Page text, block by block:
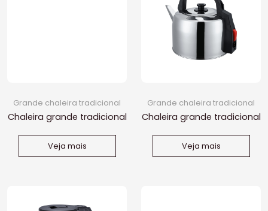
Grande chaleira tradicional
Chaleira grande tradicional
Veja mais
Grande chaleira tradicional
Chaleira grande tradicional
Veja mais